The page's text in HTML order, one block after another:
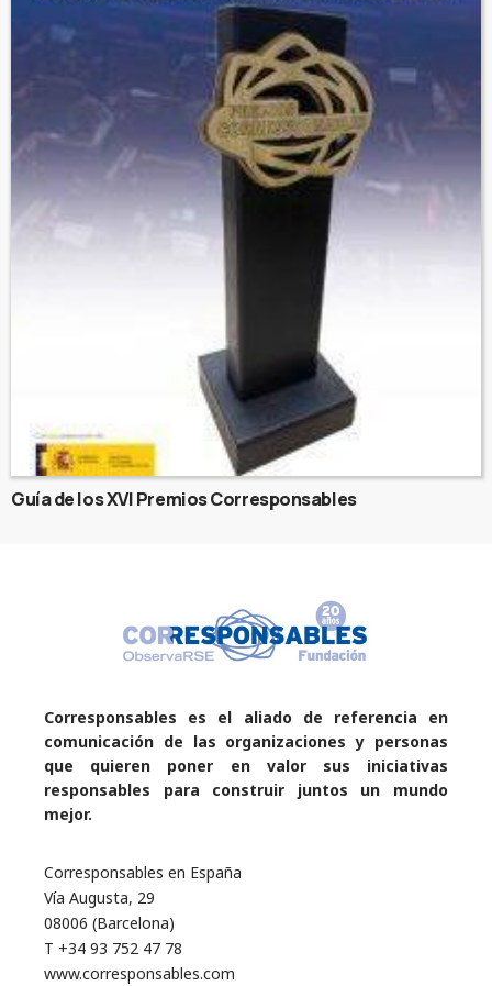
Guía de los XVI Premios Corresponsables
Corresponsables es el aliado de referencia en
comunicación de las organizaciones y personas
que quieren poner en valor sus iniciativas
responsables para construir juntos un mundo
mejor.
Corresponsables en España
Vía Augusta, 29
08006 (Barcelona)
T +34 93 752 47 78
www.corresponsables.com